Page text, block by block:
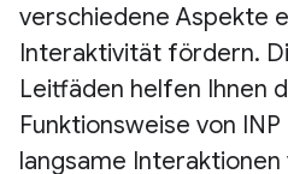
verschiedene Aspekte
Interaktivität fördern.
Leitfäden helfen Ihnen
Funktionsweise von
langsame